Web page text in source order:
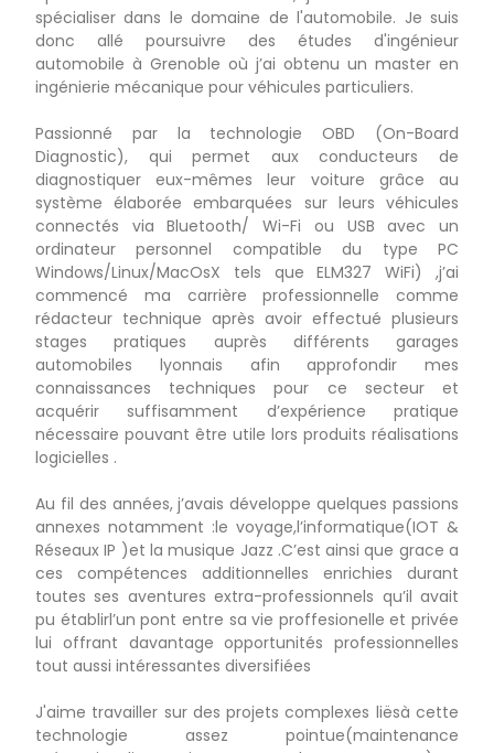
spécialiser dans le domaine de l'automobile. Je suis
donc allé poursuivre des études d'ingénieur
automobile à Grenoble où j’ai obtenu un master en
ingénierie mécanique pour véhicules particuliers.
Passionné par la technologie OBD (On-Board
Diagnostic), qui permet aux conducteurs de
diagnostiquer eux-mêmes leur voiture grâce au
système élaborée embarquées sur leurs véhicules
connectés via Bluetooth/ Wi-Fi ou USB avec un
ordinateur personnel compatible du type PC
Windows/Linux/MacOsX tels que ELM327 WiFi) ,j’ai
commencé ma carrière professionnelle comme
rédacteur technique après avoir effectué plusieurs
stages pratiques auprès différents garages
automobiles lyonnais afin approfondir mes
connaissances techniques pour ce secteur et
acquérir suffisamment d’expérience pratique
nécessaire pouvant être utile lors produits réalisations
logicielles .
Au fil des années, j’avais développe quelques passions
annexes notamment :le voyage,l’informatique(IOT &
Réseaux IP )et la musique Jazz .C’est ainsi que grace a
ces compétences additionnelles enrichies durant
toutes ses aventures extra-professionnels qu’il avait
pu établirl’un pont entre sa vie proffesionelle et privée
lui offrant davantage opportunités professionnelles
tout aussi intéressantes diversifiées
J'aime travailler sur des projets complexes liësà cette
technologie assez pointue(maintenance